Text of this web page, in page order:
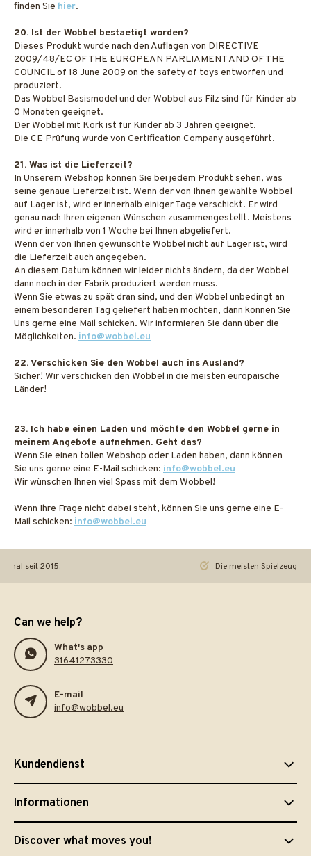
finden Sie hier.
20. Ist der Wobbel bestaetigt worden?
Dieses Produkt wurde nach den Auflagen von DIRECTIVE
2009/48/EC OF THE EUROPEAN PARLIAMENT AND OF THE
COUNCIL of 18 June 2009 on the safety of toys entworfen und
produziert.
Das Wobbel Basismodel und der Wobbel aus Filz sind für Kinder ab
0 Monaten geeignet.
Der Wobbel mit Kork ist für Kinder ab 3 Jahren geeignet.
Die CE Prüfung wurde von Certification Company ausgeführt.
21. Was ist die Lieferzeit?
In Unserem Webshop können Sie bei jedem Produkt sehen, was
seine genaue Lieferzeit ist. Wenn der von Ihnen gewählte Wobbel
auf Lager ist, wird er innerhalb einiger Tage verschickt. Er wird
genau nach Ihren eigenen Wünschen zusammengestellt. Meistens
wird er innerhalb von 1 Woche bei Ihnen abgeliefert.
Wenn der von Ihnen gewünschte Wobbel nicht auf Lager ist, wird
die Lieferzeit auch angegeben.
An diesem Datum können wir leider nichts ändern, da der Wobbel
dann noch in der Fabrik produziert werden muss.
Wenn Sie etwas zu spät dran sind, und den Wobbel unbedingt an
einem besonderen Tag geliefert haben möchten, dann können Sie
Uns gerne eine Mail schicken. Wir informieren Sie dann über die
Möglichkeiten. info@wobbel.eu
22. Verschicken Sie den Wobbel auch ins Ausland?
Sicher! Wir verschicken den Wobbel in die meisten europäische
Länder!
23. Ich habe einen Laden und möchte den Wobbel gerne in
meinem Angebote aufnehmen. Geht das?
Wenn Sie einen tollen Webshop oder Laden haben, dann können
Sie uns gerne eine E-Mail schicken: info@wobbel.eu
Wir wünschen Ihnen viel Spass mit dem Wobbel!
Wenn Ihre Frage nicht dabei steht, können Sie uns gerne eine E-
Mail schicken: info@wobbel.eu
seit 2015. Die meisten Spielzeuge
Can we help?
What's app
31641273330
E-mail
info@wobbel.eu
Kundendienst
Informationen
Discover what moves you!